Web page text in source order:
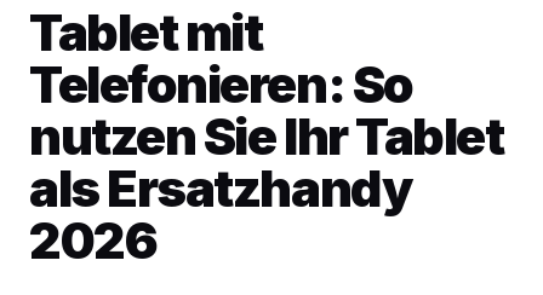
Tablet mit
Telefonieren: So
nutzen Sie Ihr Tablet
als Ersatzhandy
2026